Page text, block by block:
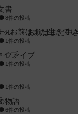
書
8件の投稿
ル ～お前はまだ生
1件の投稿
ファイブ
1件の投稿
1件の投稿
物語
6件の投稿